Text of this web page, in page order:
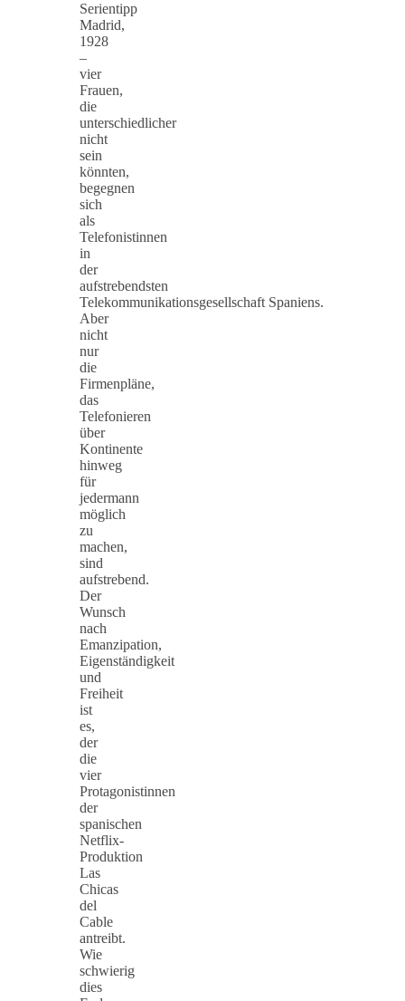
Serientipp
Madrid,
1928
–
vier
Frauen,
die
unterschiedlicher
nicht
sein
könnten,
begegnen
sich
als
Telefonistinnen
in
der
aufstrebendsten
Telekommunikationsgesellschaft Spaniens.
Aber
nicht
nur
die
Firmenpläne,
das
Telefonieren
über
Kontinente
hinweg
für
jedermann
möglich
zu
machen,
sind
aufstrebend.
Der
Wunsch
nach
Emanzipation,
Eigenständigkeit
und
Freiheit
ist
es,
der
die
vier
Protagonistinnen
der
spanischen
Netflix-
Produktion
Las
Chicas
del
Cable
antreibt.
Wie
schwierig
dies